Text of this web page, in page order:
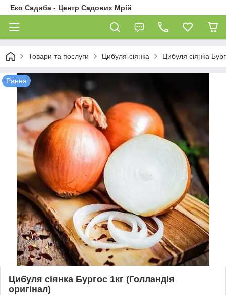
Еко Садиба - Центр Садових Мрій
Товари та послуги Цибуля-сіянка Цибуля сіянка
Рання
Цибуля сіянка Бургос 1кг (Голландія
оригінал)